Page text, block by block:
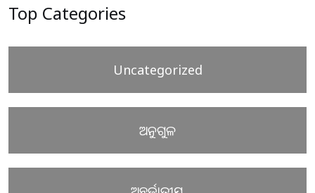
Top Categories
Uncategorized
ଅନୁଗୁଳ